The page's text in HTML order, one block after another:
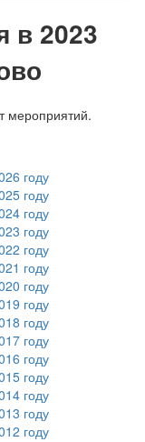
в 2023
мероприятий.
году
году
году
году
году
году
году
году
году
году
году
году
году
году
году